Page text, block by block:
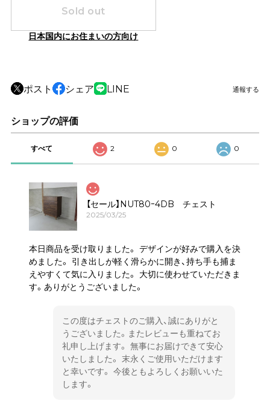
Sold out
日本国内にお住まいの方向け
ポスト シェア LINE 通報する
ショップの評価
すべて 2 0 0
【セール】NUT80ｰ4DB チェスト
2025/03/25
本日商品を受け取りました。 デザインが好みで購入を決
めました。 引き出しが軽く滑らかに開き、持ち手も捕ま
えやすくて気に入りました。 大切に使わせていただきま
す。ありがとうございました。
この度はチェストのご購入、誠にありがと
うございました。またレビューも重ねてお
礼申し上げます。 無事にお届けできて安心
いたしました。 末永くご使用いただけます
と幸いです。 今後ともよろしくお願いいた
します。